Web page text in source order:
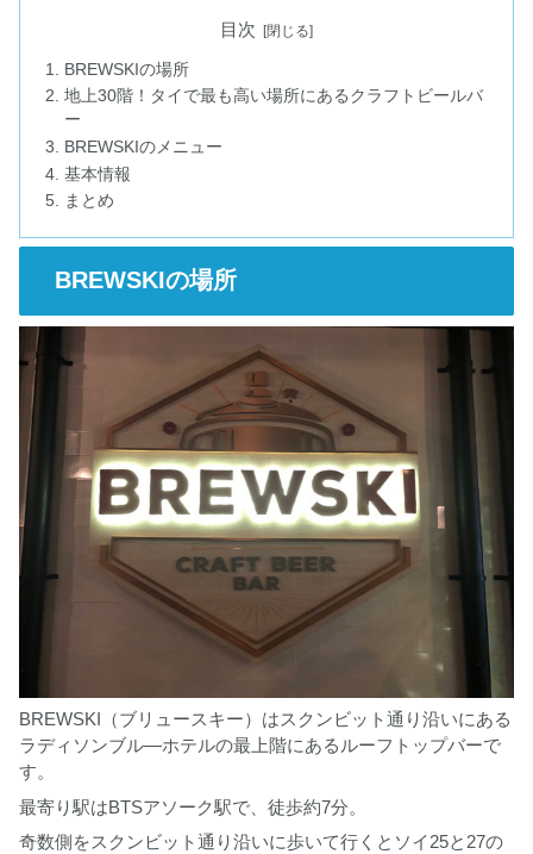
目次
BREWSKIの場所
地上30階！タイで最も高い場所にあるクラフトビールバ
ー
BREWSKIのメニュー
基本情報
まとめ
BREWSKIの場所
BREWSKI（ブリュースキー）はスクンビット通り沿いにある
ラディソンブル―ホテルの最上階にあるルーフトップバーで
す。
最寄り駅はBTSアソーク駅で、徒歩約7分。
奇数側をスクンビット通り沿いに歩いて行くとソイ25と27の